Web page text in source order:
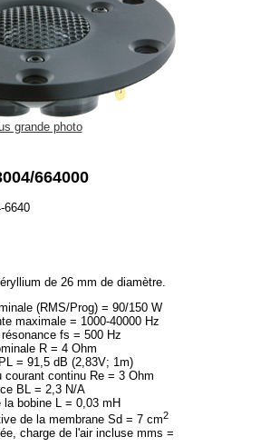
grande photo
664000
6640
de 26 mm de diamètre.
(RMS/Prog) = 90/150 W
maximale = 1000-40000 Hz
fs = 500 Hz
R = 4 Ohm
= 91,5 dB (2,83V; 1m)
courant continu Re = 3 Ohm
BL = 2,3 N/A
la bobine L = 0,03 mH
de la membrane Sd = 7 cm2
charge de l'air incluse mms =